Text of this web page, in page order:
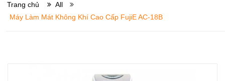
Trang chủ
All
Máy Làm Mát Không Khí Cao Cấp FujiE AC-18B